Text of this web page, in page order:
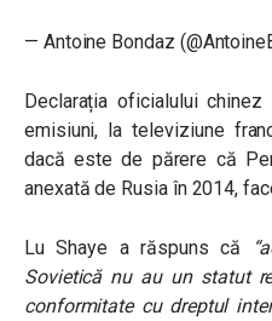
— Antoine Bondaz
Declarația oficialului
emisiuni, la televiziune
dacă este de părere că
anexată de Rusia în 2014,
Lu Shaye a răspuns că
Sovietică nu au un statut
conformitate cu dreptul